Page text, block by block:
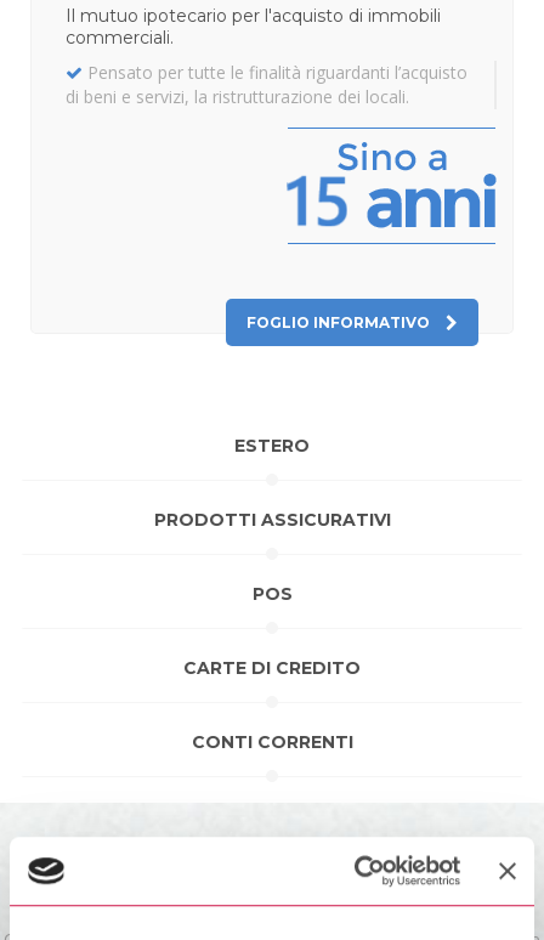
Il mutuo ipotecario per l'acquisto di immobili
commerciali.
Pensato per tutte le finalità riguardanti l’acquisto
di beni e servizi, la ristrutturazione dei locali.
FOGLIO INFORMATIVO
ESTERO
PRODOTTI ASSICURATIVI
POS
CARTE DI CREDITO
CONTI CORRENTI
Richiedi un appuntamento